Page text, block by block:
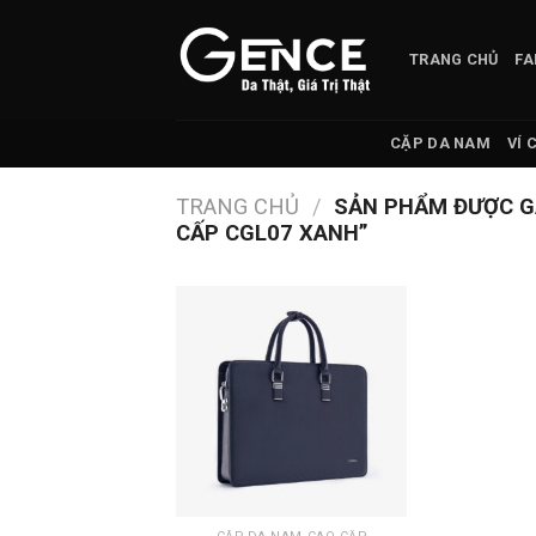
TRANG CHỦ
CẶP DA NAM VÍ
TRANG CHỦ / SẢN PHẨM ĐƯỢC
CẤP CGL07 XANH”